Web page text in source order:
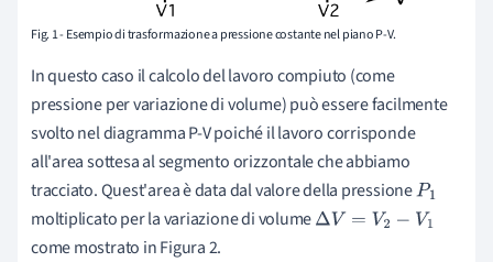
Fig. 1 - Esempio di trasformazione a pressione costante nel piano P-V.
In questo caso il calcolo del lavoro compiuto (come
pressione per variazione di volume) può essere facilmente
svolto nel diagramma P-V poiché il lavoro corrisponde
all'area sottesa al segmento orizzontale che abbiamo
tracciato. Quest'area è data dal valore della pressioneP1
moltiplicato per la variazione di volumeΔV=V 2− V1
come mostrato in Figura 2.